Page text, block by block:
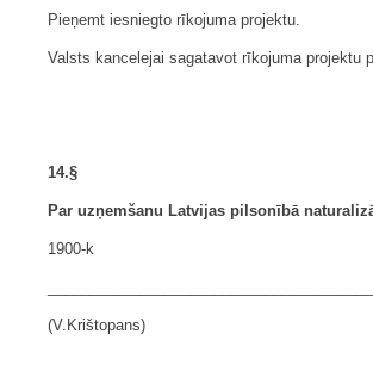
Pieņemt iesniegto rīkojuma projektu.
Valsts kancelejai sagatavot rīkojuma projektu
14.§
Par uzņemšanu Latvijas pilsonībā
1900-k
(V.Krištopans)